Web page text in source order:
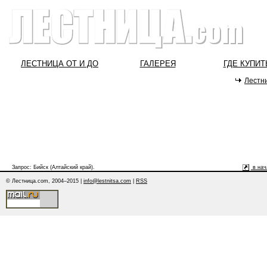
ЛЕСТНИЦА ОТ И ДО ГАЛЕРЕЯ ГДЕ
Запрос: Бийск (Алтайский край). в
© Лестница.com, 2004–2015 | info@lestnitsa.com RSS